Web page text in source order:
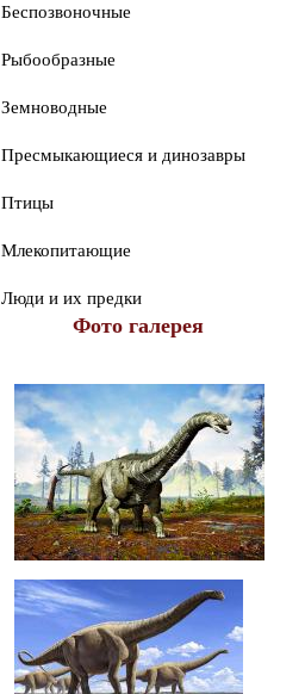
Беспозвоночные
Рыбообразные
Земноводные
Пресмыкающиеся и динозавры
Птицы
Млекопитающие
Люди и их предки
Фото галерея